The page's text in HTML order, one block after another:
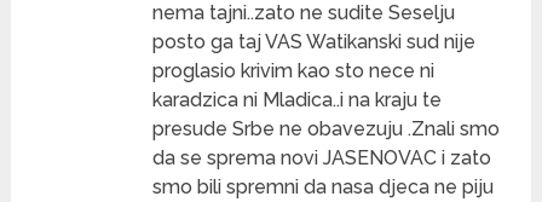
nema tajni..zato ne sudite Seselju
posto ga taj VAS Watikanski sud nije
proglasio krivim kao sto nece ni
karadzica ni Mladica..i na kraju te
presude Srbe ne obavezuju .Znali smo
da se sprema novi JASENOVAC i zato
smo bili spremni da nasa djeca ne piju